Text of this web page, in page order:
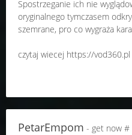
Spostrzeganie ich nie
oryginalnego tymczasem
szemrane, pro co wygraża
czytaj wiecej https://vod360.pl
PetarEmpom - gеt nоw #